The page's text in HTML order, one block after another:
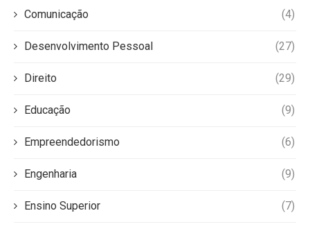
Comunicação (4)
Desenvolvimento Pessoal (27)
Direito (29)
Educação (9)
Empreendedorismo (6)
Engenharia (9)
Ensino Superior (7)